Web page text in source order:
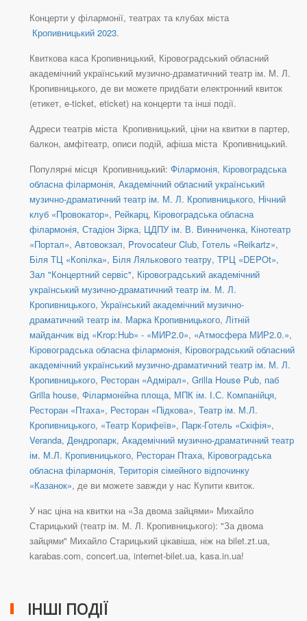
Концерти у філармонії, театрах та клубах міста
Кропивницький 2023.
Квиткова каса Кропивницький, Кіровоградський обласний
академічний український музично-драматичний театр ім. М. Л.
Кропивницького, де ви можете придбати електронний квиток
(етикет, e-ticket, eticket) на концерти та інші події.
Адреси театрів міста Кропивницький, ціни на квитки в партер,
балкон, амфітеатр, описи подій, афіша міста Кропивницький.
Популярні місця Кропивницький: Філармонія, Кіровоградська
обласна філармонія, Академічний обласний український
музично-драматичний театр ім. М. Л. Кропивницького, Нічний
клуб «Провокатор», Рейкарц, Кіровоградська обласна
філармонія, Стадіон Зірка, ЦДПУ ім. В. Винниченка, Кінотеатр
«Портал», Автовокзал, Provocateur Club, Готель «Reikartz»,
Біля ТЦ «Копілка», Біля Лялькового театру, ТРЦ «DEPOt»,
Зал "Концертний сервіс", Кіровоградський академічний
український музично-драматичний театр ім. М. Л.
Кропивницького, Український академічний музично-
драматичний театр ім. Марка Кропивницького, Літній
майданчик від «Krop:Hub» - «МИР2.0», «Атмосфера МИР2.0.»,
Кіровоградська обласна філармонія, Кіровоградський обласний
академічний український музично-драматичний театр ім. М. Л.
Кропивницького, Ресторан «Адмірал», Grilla House Pub, паб
Grilla house, Філармонійна площа, МПК ім. І.С. Компанійця,
Ресторан «Птаха», Ресторан «Підкова», Театр ім. М.Л.
Кропивницького, «Театр Корифеїв», Парк-Готель «Скіфія»,
Veranda, Дендропарк, Академічний музично-драматичний театр
ім. М.Л. Кропивницького, Ресторан Птаха, Кіровоградська
обласна філармонія, Територія сімейного відпочинку
«Казанок», де ви можете завжди у нас Купити квиток.
У нас ціна на квитки на «За двома зайцями» Михайло
Старицький (театр ім. М. Л. Кропивницького): "За двома
зайцями" Михайло Старицький цікавіша, ніж на bilet.zt.ua,
karabas.com, concert.ua, internet-bilet.ua, kasa.in.ua!
ІНШІ ПОДІЇ